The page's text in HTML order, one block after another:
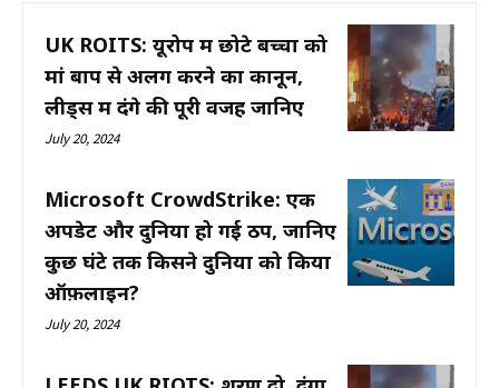
UK ROITS: यूरोप में छोटे बच्चों को
मां बाप से अलग करने का कानून,
लीड्स में दंगे की पूरी वजह जानिए
July 20, 2024
Microsoft CrowdStrike: एक
अपडेट और दुनिया हो गई ठप, जानिए
कुछ घंटे तक किसने दुनिया को किया
ऑफ़लाइन?
July 20, 2024